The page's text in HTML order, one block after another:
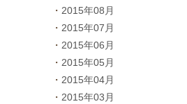
2015年08月
2015年07月
2015年06月
2015年05月
2015年04月
2015年03月